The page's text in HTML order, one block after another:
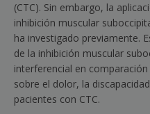
(CTC). Sin embargo, la
inhibición muscular
ha investigado previamente.
de la inhibición muscular
interferencial en
sobre el dolor, la
pacientes con CTC.